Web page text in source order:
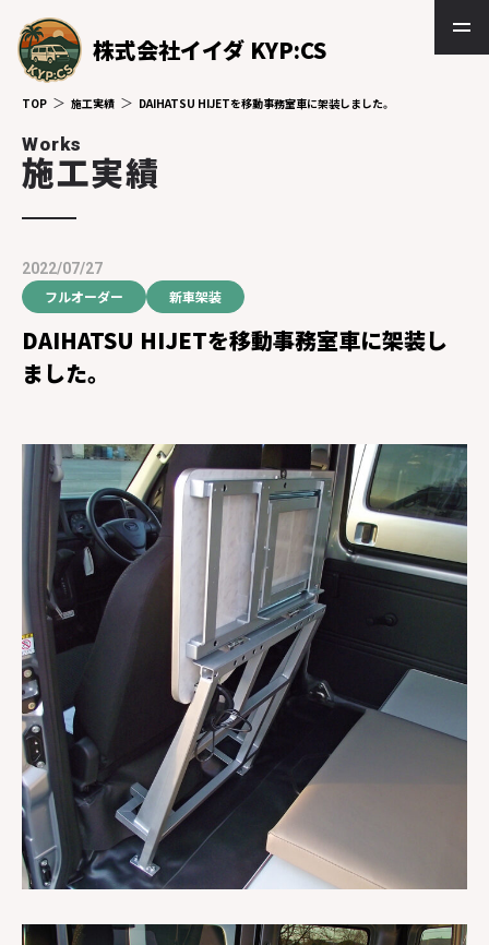
株式会社イイダ KYP:CS
TOP 施工実績 DAIHATSU HIJETを移動事務室車に架装しました。
Works
施工実績
2022/07/27
フルオーダー 新車架装
DAIHATSU HIJETを移動事務室車に架装し
ました。